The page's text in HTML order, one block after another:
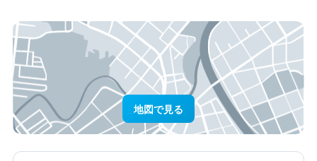
地図で見る